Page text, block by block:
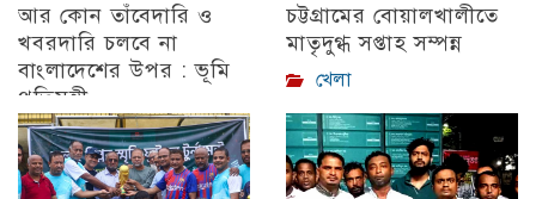
আর কোন তাঁবেদারি ও
খবরদারি চলবে না
বাংলাদেশের উপর : ভূমি
প্রতিমন্ত্রী
চট্টগ্রাম
চট্টগ্রামের বোয়ালখালীতে
মাতৃদুগ্ধ সপ্তাহ সম্পন্ন
খেলা